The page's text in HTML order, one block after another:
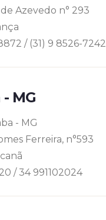
Azevedo n° 293
/ (31) 9 8526-7242
MG
- MG
Ferreira, n°593
/ 34 991102024